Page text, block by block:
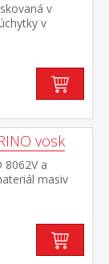
v
v
mosaz 3
3 plné dveře,
uvedeny v
vosk
8062V a
masiv
3